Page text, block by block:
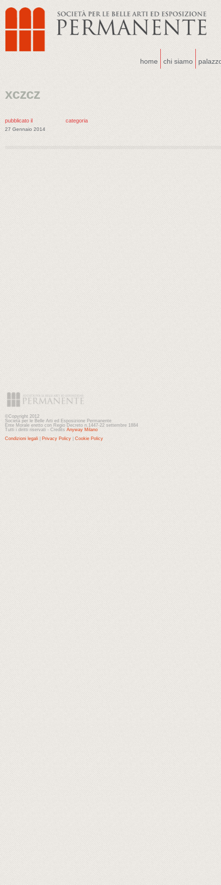
home chi siamo
xczcz
pubblicato il
27 Gennaio 2014
categoria
©Copyright 2012
Società per le Belle Arti ed Esposizione Permanente
Ente Morale eretto con Regio Decreto n.1447-22 settembre 1884
Tutti i diritti riservati - Credits Anyway Milano
Condizioni legali
Privacy Policy Cookie Policy